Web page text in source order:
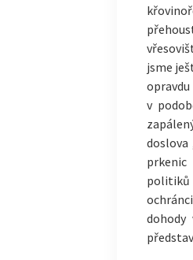
jsme
v
doslova
politiků